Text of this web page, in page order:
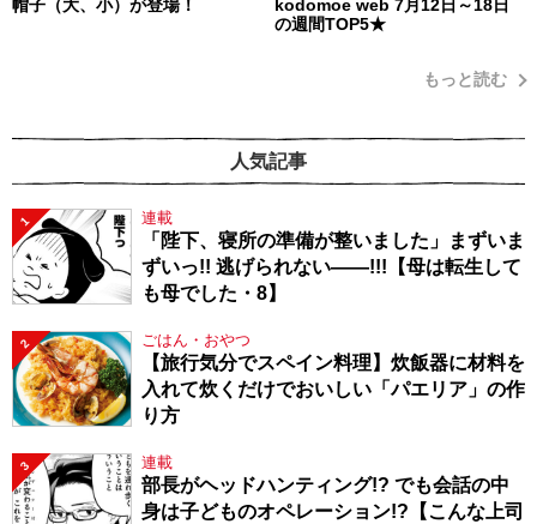
帽子（大、小）が登場！
kodomoe web 7月12日～18日
の週間TOP5★
もっと読む
人気記事
1 連載
「陛下、寝所の準備が整いました」まずいま
ずいっ!! 逃げられない――!!!【母は転生して
も母でした・8】
2 ごはん・おやつ
【旅行気分でスペイン料理】炊飯器に材料を
入れて炊くだけでおいしい「パエリア」の作
り方
3 連載
部長がヘッドハンティング!? でも会話の中
身は子どものオペレーション!?【こんな上司